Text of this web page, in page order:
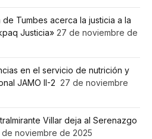
Tumbes acerca la justicia a la
Justicia» 27 de noviembre de
en el servicio de nutrición y
JAMO II-2 27 de noviembre
Villar deja al Serenazgo
de noviembre de 2025